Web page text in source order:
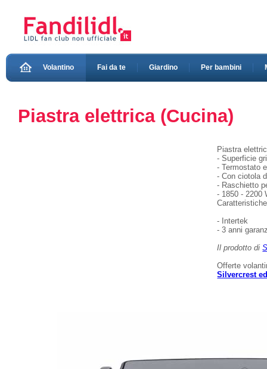
Volantino Fai da te Giardino Per bambini
Piastra elettrica (Cucina)
Piastra
- Superficie
- Termostato
- Con ciotola
- Raschietto
- 1850 - 2200
Caratteristiche
- Intertek
- 3 anni
Il prodotto di
Offerte
Silvercrest